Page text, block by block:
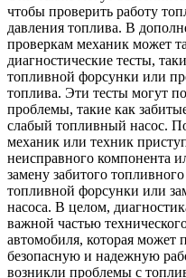
чтобы проверить работу
давления топлива. В
проверкам механик может
диагностические тесты,
топливной форсунки или
топлива. Эти тесты могут
проблемы, такие как
слабый топливный насос.
механик или техник
неисправного компонента
замену забитого
топливной форсунки или
насоса. В целом,
важной частью
автомобиля, которая может
безопасную и надежную
возникли проблемы с